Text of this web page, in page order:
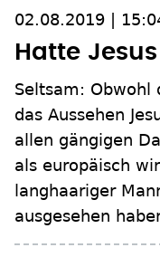
02.08.2019 |
Hatte
Seltsam: Obwohl
das Aussehen
allen gängigen
als europäisch
langhaariger
ausgesehen